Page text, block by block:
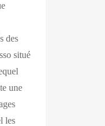
des
situé
une
les